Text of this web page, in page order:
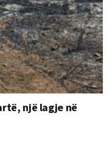
një lagje në